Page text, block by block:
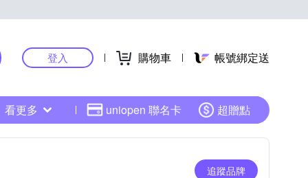
登入 購物車 帳號綁定送
看更多 uniopen 聯名卡 超贈點
追蹤品牌